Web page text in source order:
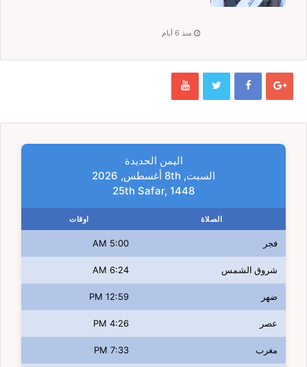
منذ 6 أيام
اليمن الحديدة
السبت, 8th أغسطس, 2026
25th Safar, 1448
الصلاة اوقات
فجر 5:00 AM
شروق الشمس 6:24 AM
ضهر 12:59 PM
عصر 4:26 PM
مغرب 7:33 PM